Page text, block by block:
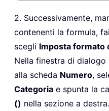
2. Successivamente,
contenenti la formula,
scegli Imposta formato
Nella finestra di dialogo
alla scheda Numero,
Categoria e spunta la
() nella sezione a